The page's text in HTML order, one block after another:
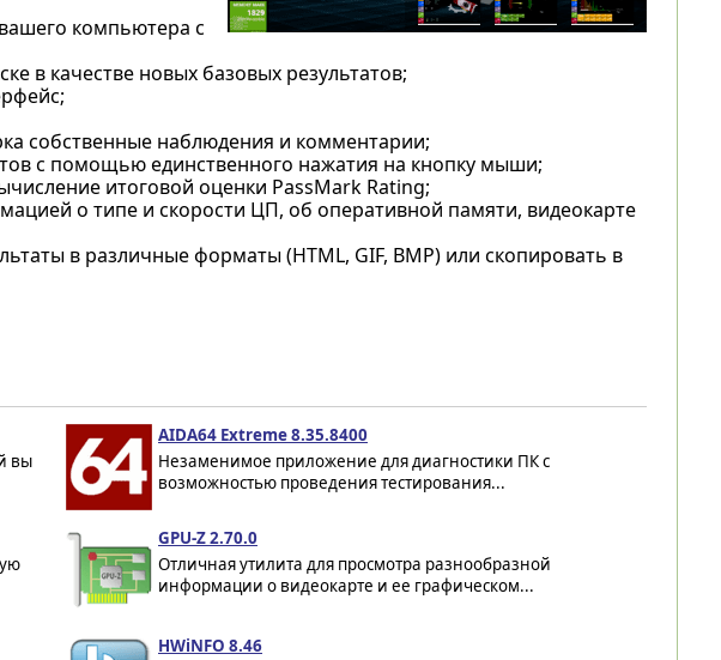
компьютера с
в качестве новых базовых результатов;
собственные наблюдения и комментарии;
с помощью единственного нажатия на кнопку мыши;
итоговой оценки PassMark Rating;
о типе и скорости ЦП, об оперативной памяти, видеокарте
в различные форматы (HTML, GIF, BMP) или скопировать в
вы
AIDA64 Extreme 8.35.8400
Незаменимое приложение для диагностики ПК с
возможностью проведения тестирования...
GPU-Z 2.70.0
Отличная утилита для просмотра разнообразной
информации о видеокарте и ее графическом...
HWiNFO 8.46